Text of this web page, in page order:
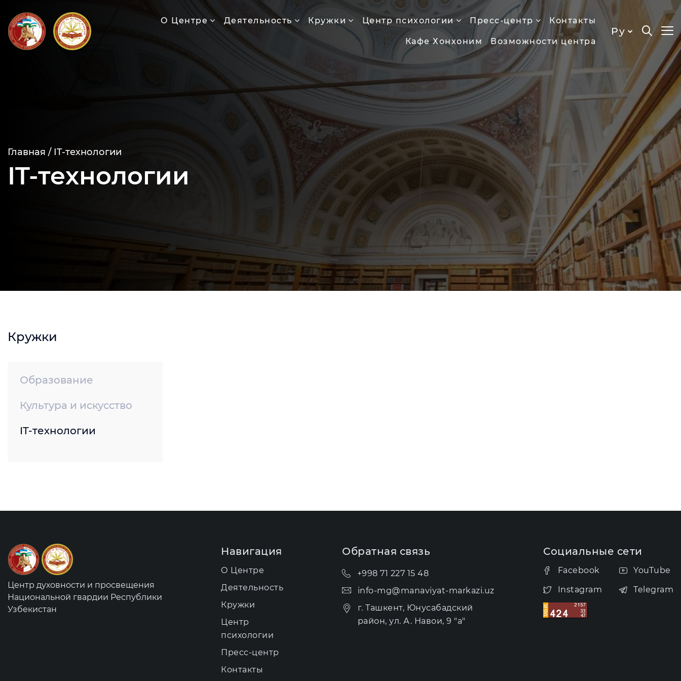
О Центре Деятельность Кружки Центр психологии Пресс-центр Контакты
Кафе Хонхоним Возможности центра
Ру
Главная / IT-технологии
IT-технологии
Кружки
Образование
Культура и искусство
IT-технологии
Центр духовности и просвещения
Национальной гвардии Республики
Узбекистан
Навигация
О Центре
Деятельность
Кружки
Центр
психологии
Пресс-центр
Контакты
Обратная связь
+998 71 227 15 48
info-mg@manaviyat-markazi.uz
г. Ташкент, Юнусабадский
район, ул. А. Навои, 9 "а"
Социальные сети
Facebook
Instagram
YouTube
Telegram